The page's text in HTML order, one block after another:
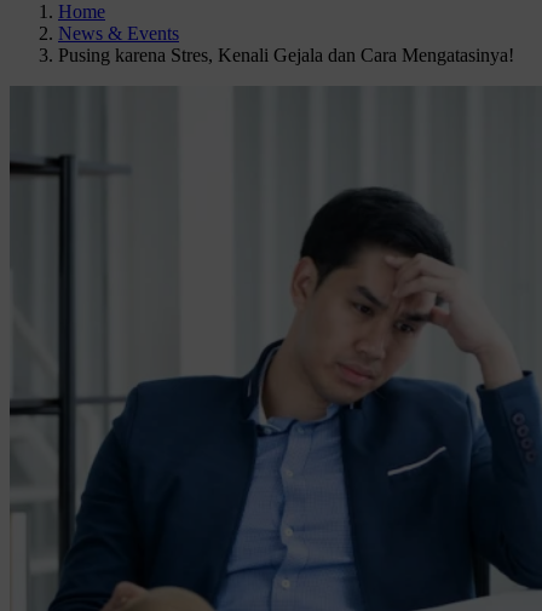
Home
News & Events
Pusing karena Stres, Kenali Gejala dan Cara Mengatasinya!